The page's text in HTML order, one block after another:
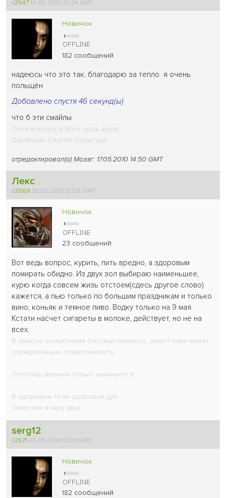
#2547 16.05.2010 23:24 GMT
Новичок
182 сообщений
надеюсь что это так. благодарю за тепло я очень
польщён
Добавлено спустя 46 секунд(ы)
что б эти смайлы
Сила в мозгу, в Боге лишь вера.
Дартвидан Сергей Перегуда
отредактировал(а) Моззг: 17.05.2010 14:50 GMT
Лекс
#2569 20.05.2010 12:58 GMT
Новичок
23 сообщений
Вот ведь вопрос, курить, пить вредно, а здоровым
помирать обидно. Из двух зол выбираю наименьшее,
курю когда совсем жизь отстоем(сдесь другое слово)
кажется, а пью только по большим праздникам и только
вино, коньяк и темное пиво. Водку только на 9 мая.
Кстати насчет сигареты в молоке, действует, но не на
всех.
В смысле осмысления бессмысленности, смысл тоже имеет
определенную осмысленность.
Летопись времен только начинается...
В здоровом теле здоровый дух
Таких как я нету двух
serg12
#2571 20.05.2010 13:20 GMT
Новичок
182 сообщений